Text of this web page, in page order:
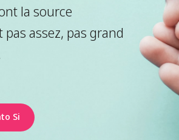
la source
assez, pas grand
Si